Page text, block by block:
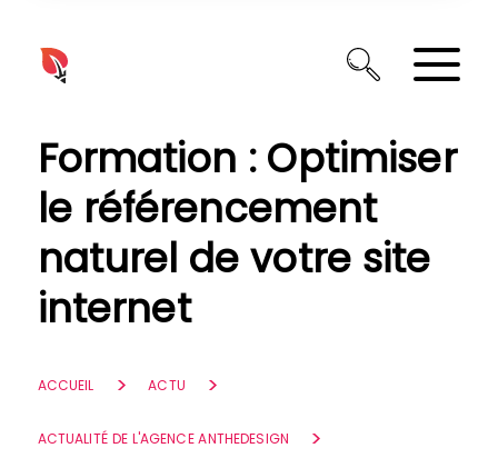
Formation : Optimiser
le référencement
naturel de votre site
internet
ACCUEIL ACTU
ACTUALITÉ DE L'AGENCE ANTHEDESIGN